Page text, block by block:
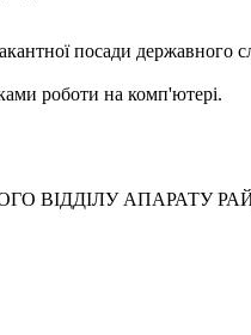
посади державного
роботи на комп'ютері.
АПАРАТУ